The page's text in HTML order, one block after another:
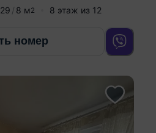
8 м2 8 этаж из 12
номер